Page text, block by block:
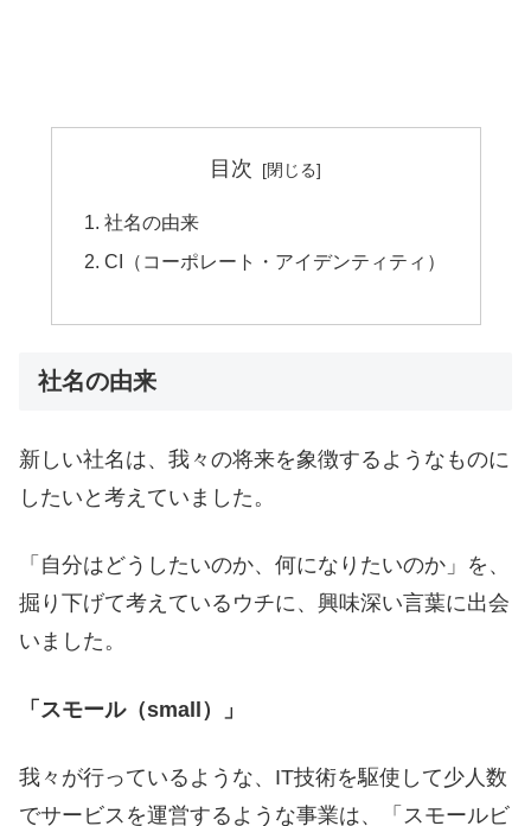
目次
社名の由来
CI（コーポレート・アイデンティティ）
社名の由来
新しい社名は、我々の将来を象徴するようなものに
したいと考えていました。
「自分はどうしたいのか、何になりたいのか」を、
掘り下げて考えているウチに、興味深い言葉に出会
いました。
「スモール（small）」
我々が行っているような、IT技術を駆使して少人数
でサービスを運営するような事業は、「スモールビ